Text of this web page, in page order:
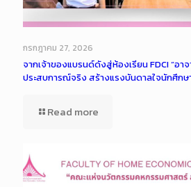
กรกฎาคม 27, 2026
จากเจ้าของแบรนด์ดังสู่ห้องเรียน FDCI “อา
ประสบการณ์จริง สร้างแรงบันดาลใจนักศึก
Read more